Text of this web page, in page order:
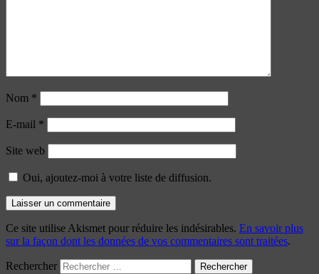
Nom *
E-mail *
Site web
Oui, ajoutez-moi à votre liste de diffusion.
Ce site utilise Akismet pour réduire les indésirables. En savoir plus
sur la façon dont les données de vos commentaires sont traitées.
Rechercher